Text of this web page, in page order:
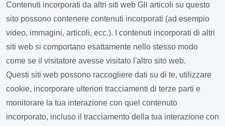
Contenuti incorporati da altri siti web Gli articoli su questo
sito possono contenere contenuti incorporati (ad esempio
video, immagini, articoli, ecc.). I contenuti incorporati di altri
siti web si comportano esattamente nello stesso modo
come se il visitatore avesse visitato l'altro sito web.
Questi siti web possono raccogliere dati su di te, utilizzare
cookie, incorporare ulteriori tracciamenti di terze parti e
monitorare la tua interazione con quel contenuto
incorporato, incluso il tracciamento della tua interazione con